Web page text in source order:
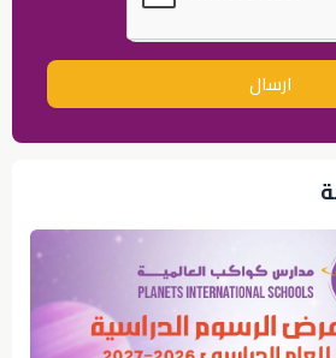
ارسال